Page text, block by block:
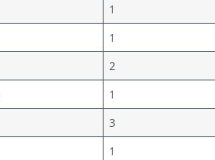
1
1
2
1
3
1